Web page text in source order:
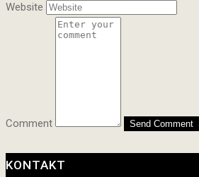
Website
Comment
KONTAKT